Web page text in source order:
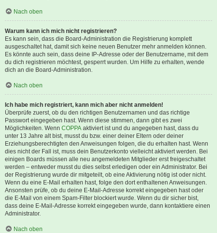
Nach oben
Warum kann ich mich nicht registrieren?
Es kann sein, dass die Board-Administration die Registrierung komplett
ausgeschaltet hat, damit sich keine neuen Benutzer mehr anmelden können.
Es könnte auch sein, dass deine IP-Adresse oder der Benutzername, mit dem
du dich registrieren möchtest, gesperrt wurden. Um Hilfe zu erhalten, wende
dich an die Board-Administration.
Nach oben
Ich habe mich registriert, kann mich aber nicht anmelden!
Überprüfe zuerst, ob du den richtigen Benutzernamen und das richtige
Passwort eingegeben hast. Wenn diese stimmen, dann gibt es zwei
Möglichkeiten. Wenn COPPA aktiviert ist und du angegeben hast, dass du
unter 13 Jahre alt bist, musst du bzw. einer deiner Eltern oder deiner
Erziehungsberechtigten den Anweisungen folgen, die du erhalten hast. Wenn
dies nicht der Fall ist, muss dein Benutzerkonto vielleicht aktiviert werden. Bei
einigen Boards müssen alle neu angemeldeten Mitglieder erst freigeschaltet
werden – entweder musst du dies selbst erledigen oder ein Administrator. Bei
der Registrierung wurde dir mitgeteilt, ob eine Aktivierung nötig ist oder nicht.
Wenn du eine E-Mail erhalten hast, folge den dort enthaltenen Anweisungen.
Ansonsten prüfe, ob du deine E-Mail-Adresse korrekt eingegeben hast oder
die E-Mail von einem Spam-Filter blockiert wurde. Wenn du dir sicher bist,
dass deine E-Mail-Adresse korrekt eingegeben wurde, dann kontaktiere einen
Administrator.
Nach oben